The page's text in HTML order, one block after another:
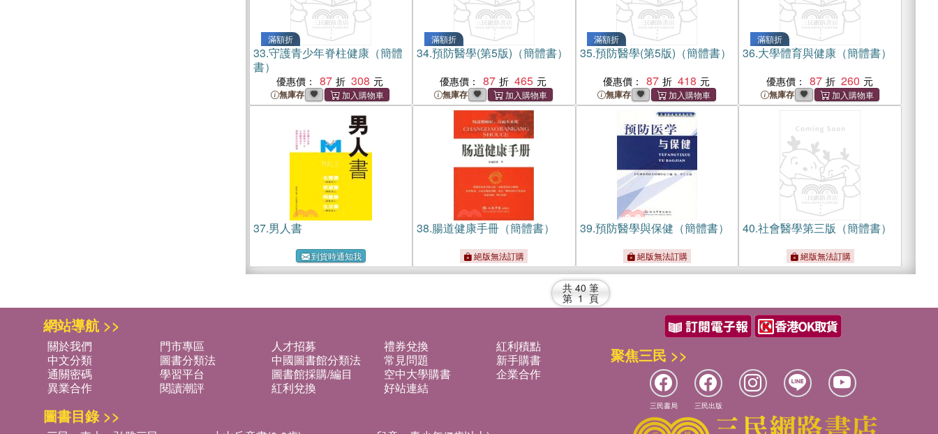
滿額折
33.守護青少年脊柱健康（簡體
書）
優惠價： 87 308
無庫存
滿額折
34.預防醫學(第5版)（簡體書）
優惠價： 87 465
無庫存
滿額折
35.預防醫學(第5版)（簡體書）
優惠價： 87 418
無庫存
滿額折
36.大學體育與健康（簡體書）
優惠價： 87 260
無庫存
37.男人書
到貨時通知我
38.腸道健康手冊（簡體書）
絕版無法訂購
39.預防醫學與保健（簡體書）
絕版無法訂購
40.社會醫學第三版（簡體書）
絕版無法訂購
共 40 筆
第 1 頁
網站導航 >>
關於我們 門市專區 人才招募 禮券兌換
紅利積點
中文分類
圖書分類法 中國圖書館分類法 常見問題
新手購書
通關密碼
學習平台 圖書館採購/編目 空中大學購書
企業合作
異業合作
閱讀潮評 紅利兌換 好站連結
圖書目錄 >>
聚焦三民 >>
三民書局 三民出版